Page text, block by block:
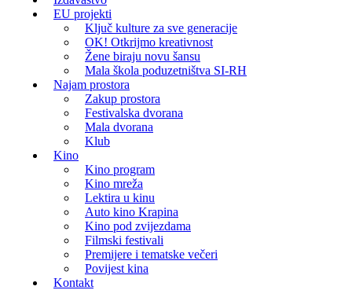
EU projekti
Ključ kulture za sve generacije
OK! Otkrijmo kreativnost
Žene biraju novu šansu
Mala škola poduzetništva SI-RH
Najam prostora
Zakup prostora
Festivalska dvorana
Mala dvorana
Klub
Kino
Kino program
Kino mreža
Lektira u kinu
Auto kino Krapina
Kino pod zvijezdama
Filmski festivali
Premijere i tematske večeri
Povijest kina
Kontakt